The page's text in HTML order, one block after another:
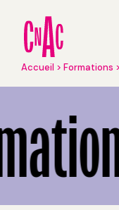
contenu
principal
Fil
Accueil Formations